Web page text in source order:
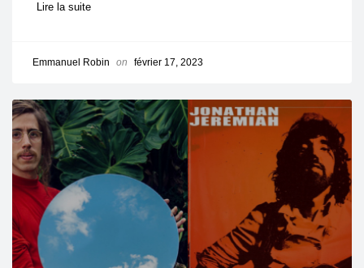
Lire la suite
Emmanuel Robin on février 17, 2023